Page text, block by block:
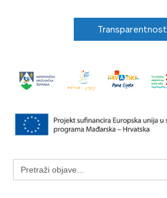
Transparentnost
Search
for: